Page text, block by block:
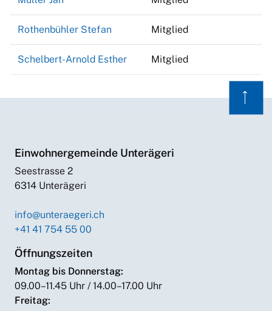
Rothenbühler Stefan Mitglied
Schelbert-Arnold Esther Mitglied
Einwohnergemeinde Unterägeri
Seestrasse 2
6314 Unterägeri
info@unteraegeri.ch
+41 41 754 55 00
Öffnungszeiten
Montag bis Donnerstag:
09.00–11.45 Uhr / 14.00–17.00 Uhr
Freitag:
⟶